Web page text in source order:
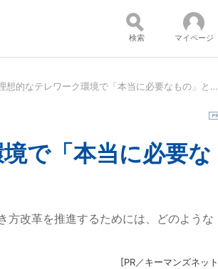
検索 マイページ
働き方改革推進のヒント 理想的なテレワーク環境で「本当に必要なもの」とは：複雑な業務環境を一元管理
で「本当に必要な
方改革を推進するためには、どのような
[PR／キーマンズネット